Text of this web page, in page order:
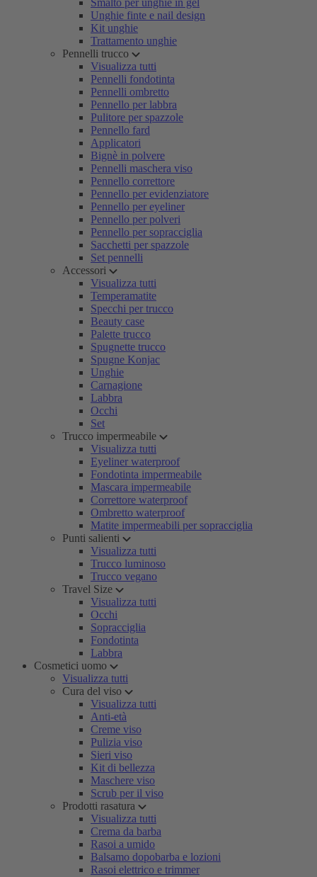
Smalto per unghie in gel
Unghie finte e nail design
Kit unghie
Trattamento unghie
Pennelli trucco
Visualizza tutti
Pennelli fondotinta
Pennelli ombretto
Pennello per labbra
Pulitore per spazzole
Pennello fard
Applicatori
Bignè in polvere
Pennelli maschera viso
Pennello correttore
Pennello per evidenziatore
Pennello per eyeliner
Pennello per polveri
Pennello per sopracciglia
Sacchetti per spazzole
Set pennelli
Accessori
Visualizza tutti
Temperamatite
Specchi per trucco
Beauty case
Palette trucco
Spugnette trucco
Spugne Konjac
Unghie
Carnagione
Labbra
Occhi
Set
Trucco impermeabile
Visualizza tutti
Eyeliner waterproof
Fondotinta impermeabile
Mascara impermeabile
Correttore waterproof
Ombretto waterproof
Matite impermeabili per sopracciglia
Punti salienti
Visualizza tutti
Trucco luminoso
Trucco vegano
Travel Size
Visualizza tutti
Occhi
Sopracciglia
Fondotinta
Labbra
Cosmetici uomo
Visualizza tutti
Cura del viso
Visualizza tutti
Anti-età
Creme viso
Pulizia viso
Sieri viso
Kit di bellezza
Maschere viso
Scrub per il viso
Prodotti rasatura
Visualizza tutti
Crema da barba
Rasoi a umido
Balsamo dopobarba e lozioni
Rasoi elettrico e trimmer